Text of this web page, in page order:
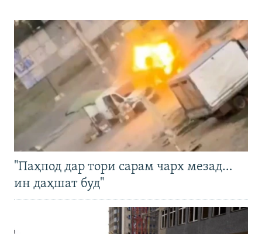
"Паҳпод дар тори сарам чарх мезад…
ин даҳшат буд"